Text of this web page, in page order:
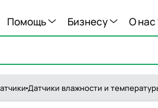
Помощь Бизнесу О нас
Датчики влажности и